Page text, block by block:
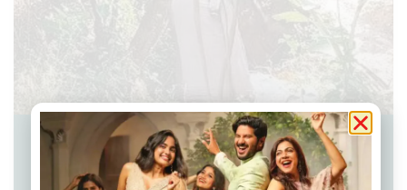
മൂന്ന് വയസുകാരിയ ക്രൂരമായി
മർദിച്ച സംഭവത്തിൽ മുത്തശ്ശിയും